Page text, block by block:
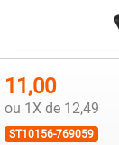
11,00
ou 1X de 12,49
ST10156-769059